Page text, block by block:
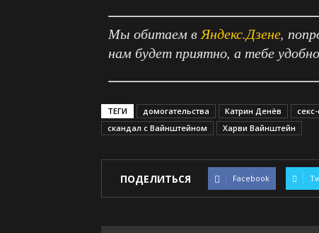
Мы обитаем вЯндекс.Дзене,
нам будет приятно, а тебе удобно
ТЕГИ домогательства Катрин Денёв
скандал с Вайнштейном
Харви Вайнштейн
ПОДЕЛИТЬСЯ Facebook